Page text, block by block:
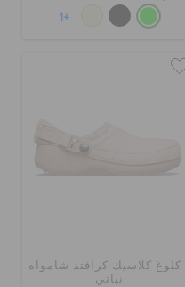
+1
كلوغ كلاسيك كرافتد شامواه
نباتي